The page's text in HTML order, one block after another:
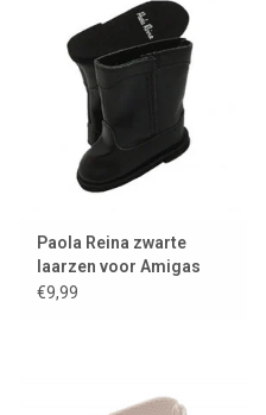
Paola Reina zwarte
laarzen voor Amigas
poppen
€9,99